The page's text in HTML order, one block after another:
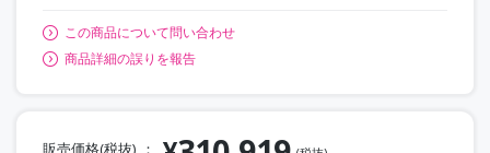
この商品について問い合わせ
商品詳細の誤りを報告
販売価格(税抜)